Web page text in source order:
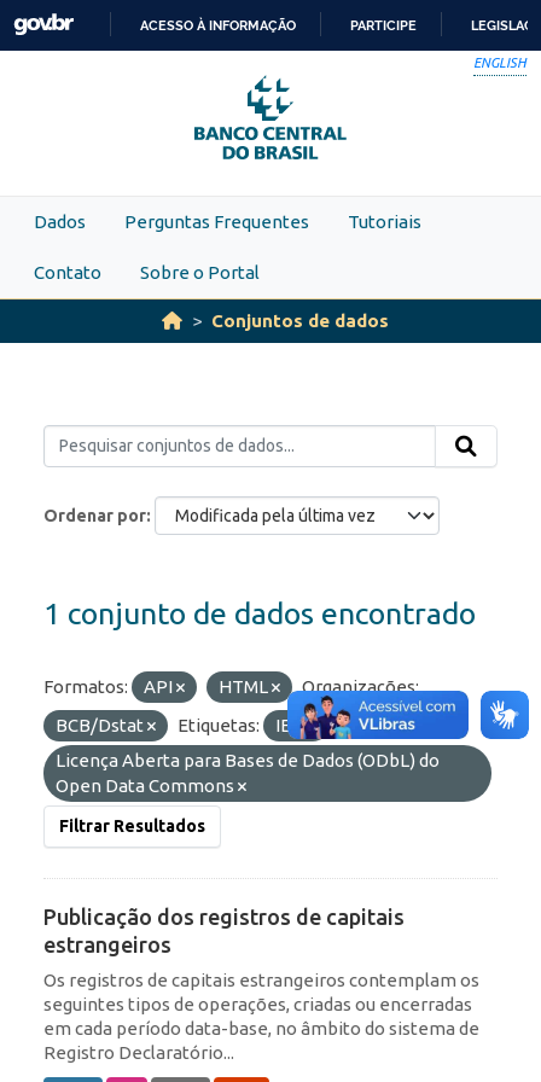
Skip to main content
PARA
O
CONTEÚDO
ACESSO À INFORMAÇÃO PARTICIPE
ENGLISH
Dados Perguntas Frequentes Tutoriais
Contato Sobre o Portal
Conjuntos de dados
Ordenar por
1 conjunto de dados encontrado
Formatos: API HTML
Organizações:
BCB/Dstat
Etiquetas: IED
Licenças:
Licença Aberta para Bases de Dados (ODbL) do
Open Data Commons
Filtrar Resultados
Publicação dos registros de capitais
estrangeiros
Os registros de capitais estrangeiros contemplam os
seguintes tipos de operações, criadas ou encerradas
em cada período data-base, no âmbito do sistema de
Registro Declaratório...